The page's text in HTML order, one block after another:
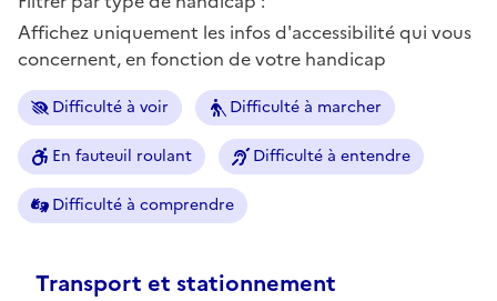
Affichez uniquement les infos d'accessibilité qui vous
concernent, en fonction de votre handicap
Difficulté à voir Difficulté à marcher
En fauteuil roulant Difficulté à entendre
Difficulté à comprendre
Transport et stationnement